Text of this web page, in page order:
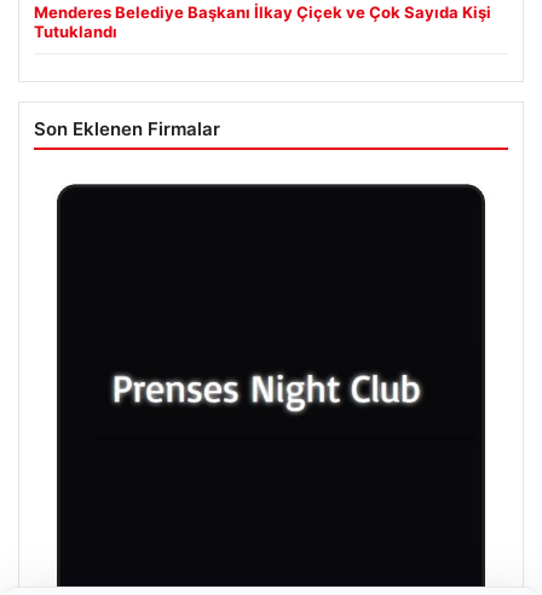
Menderes Belediye Başkanı İlkay Çiçek ve Çok Sayıda Kişi
Tutuklandı
Son Eklenen Firmalar